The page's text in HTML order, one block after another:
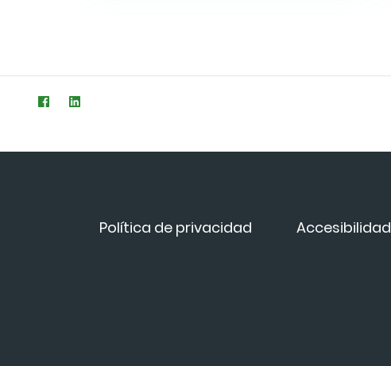
Política de privacidad Accesibilidad